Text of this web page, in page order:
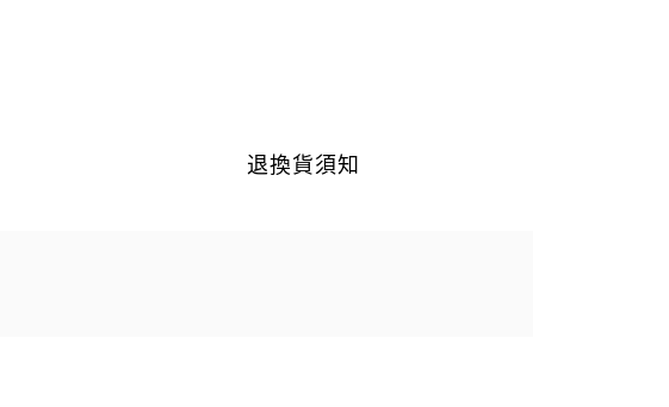
退換貨須知